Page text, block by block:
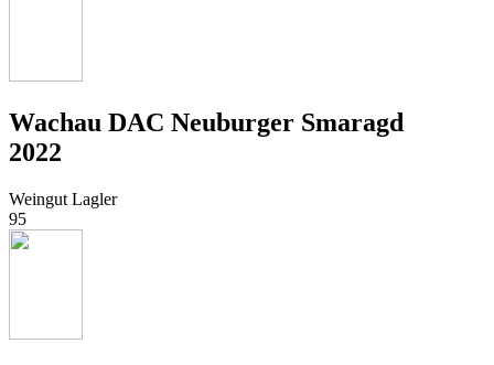
Wachau DAC Neuburger Smaragd
2022
Weingut Lagler
95